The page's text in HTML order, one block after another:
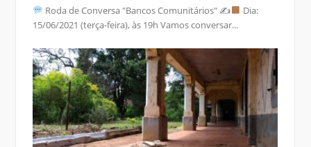
Roda de Conversa "Bancos Comunitários" ✍
Dia:
15/06/2021 (terça-feira), às 19h Vamos conversar...